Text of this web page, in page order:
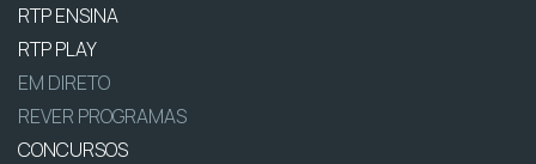
RTP ENSINA
RTP PLAY
EM DIRETO
REVER PROGRAMAS
CONCURSOS